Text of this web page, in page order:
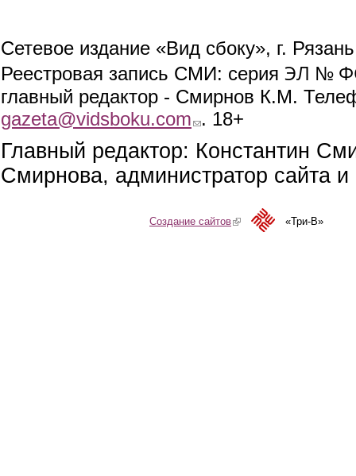
Сетевое издание «Вид сбоку», г.
Реестровая запись СМИ: серия ЭЛ №
главный редактор - Смирнов К.М.
gazeta@vidsboku.com (link sends e-mail)
. 18+
Главный редактор: Константин
Смирнова, администратор сайта
Создание сайтов(link is external)«Три-В»